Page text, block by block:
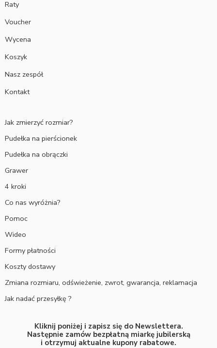
Raty
Voucher
Wycena
Koszyk
Nasz zespół
Kontakt
Jak zmierzyć rozmiar?
Pudełka na pierścionek
Pudełka na obrączki
Grawer
4 kroki
Co nas wyróżnia?
Pomoc
Wideo
Formy płatności
Koszty dostawy
Zmiana rozmiaru, odświeżenie, zwrot, gwarancja, reklamacja
Jak nadać przesyłkę ?
Kliknij poniżej i zapisz się do Newslettera.
Następnie zamów bezpłatną miarkę jubilerską
i otrzymuj aktualne kupony rabatowe.